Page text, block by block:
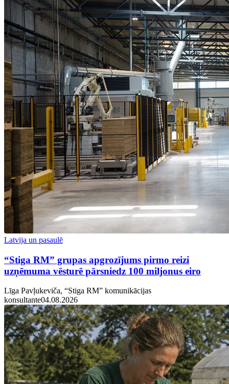
Latvija un pasaulē
“Stiga RM” grupas apgrozījums pirmo reizi
uzņēmuma vēsturē pārsniedz 100 miljonus eiro
Līga Pavļukeviča, “Stiga RM” komunikācijas
konsultante04.08.2026